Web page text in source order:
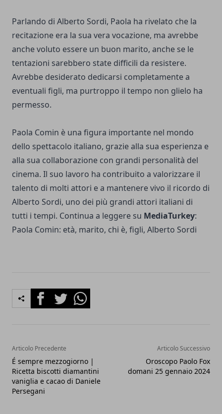
Parlando di Alberto Sordi, Paola ha rivelato che la
recitazione era la sua vera vocazione, ma avrebbe
anche voluto essere un buon marito, anche se le
tentazioni sarebbero state difficili da resistere.
Avrebbe desiderato dedicarsi completamente a
eventuali figli, ma purtroppo il tempo non glielo ha
permesso.
Paola Comin è una figura importante nel mondo
dello spettacolo italiano, grazie alla sua esperienza e
alla sua collaborazione con grandi personalità del
cinema. Il suo lavoro ha contribuito a valorizzare il
talento di molti attori e a mantenere vivo il ricordo di
Alberto Sordi, uno dei più grandi attori italiani di
tutti i tempi. Continua a leggere su MediaTurkey:
Paola Comin: età, marito, chi è, figli, Alberto Sordi
FacebookTwitterWhatsapp
Articolo Precedente
É sempre mezzogiorno |
Ricetta biscotti diamantini
vaniglia e cacao di Daniele
Persegani
Articolo Successivo
Oroscopo Paolo Fox
domani 25 gennaio 2024